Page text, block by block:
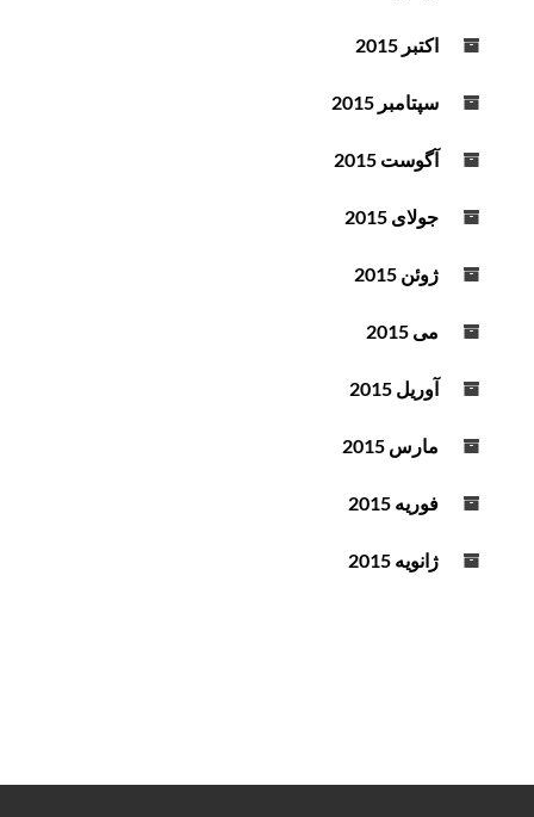
اکتبر 2015
سپتامبر 2015
آگوست 2015
جولای 2015
ژوئن 2015
می 2015
آوریل 2015
مارس 2015
فوریه 2015
ژانویه 2015